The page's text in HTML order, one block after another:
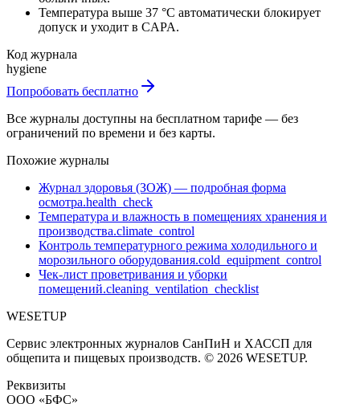
Температура выше 37 °C автоматически блокирует
допуск и уходит в CAPA.
Код журнала
hygiene
Попробовать бесплатно
Все журналы доступны на бесплатном тарифе — без
ограничений по времени и без карты.
Похожие журналы
Журнал здоровья (ЗОЖ) — подробная форма
осмотра.health_check
Температура и влажность в помещениях хранения и
производства.climate_control
Контроль температурного режима холодильного и
морозильного оборудования.cold_equipment_control
Чек-лист проветривания и уборки
помещений.cleaning_ventilation_checklist
WESETUP
Сервис электронных журналов СанПиН и ХАССП для
общепита и пищевых производств. © 2026 WESETUP.
Реквизиты
ООО «БФС»